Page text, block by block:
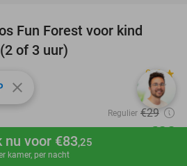
Boek nu
nu voor €83,25
kamer, per nacht
Fun Forest voor kind
of 3 uur)
9.7star
Regulier €29
€23
close